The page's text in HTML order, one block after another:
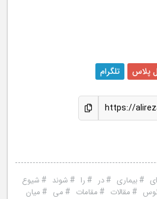
پلاس تلگرام
https://
#بیماری #در #را #شوند #شیوع
#مقالات #مقامات #می #میان